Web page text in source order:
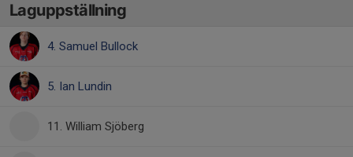
Laguppställning
4. Samuel Bullock
5. Ian Lundin
11. William Sjöberg